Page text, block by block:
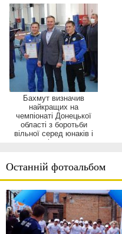
Останній фотоальбом
Бахмут визначив
найкращих на
чемпіонаті Донецької
області з боротьби
вільної серед юнаків і
дівчат